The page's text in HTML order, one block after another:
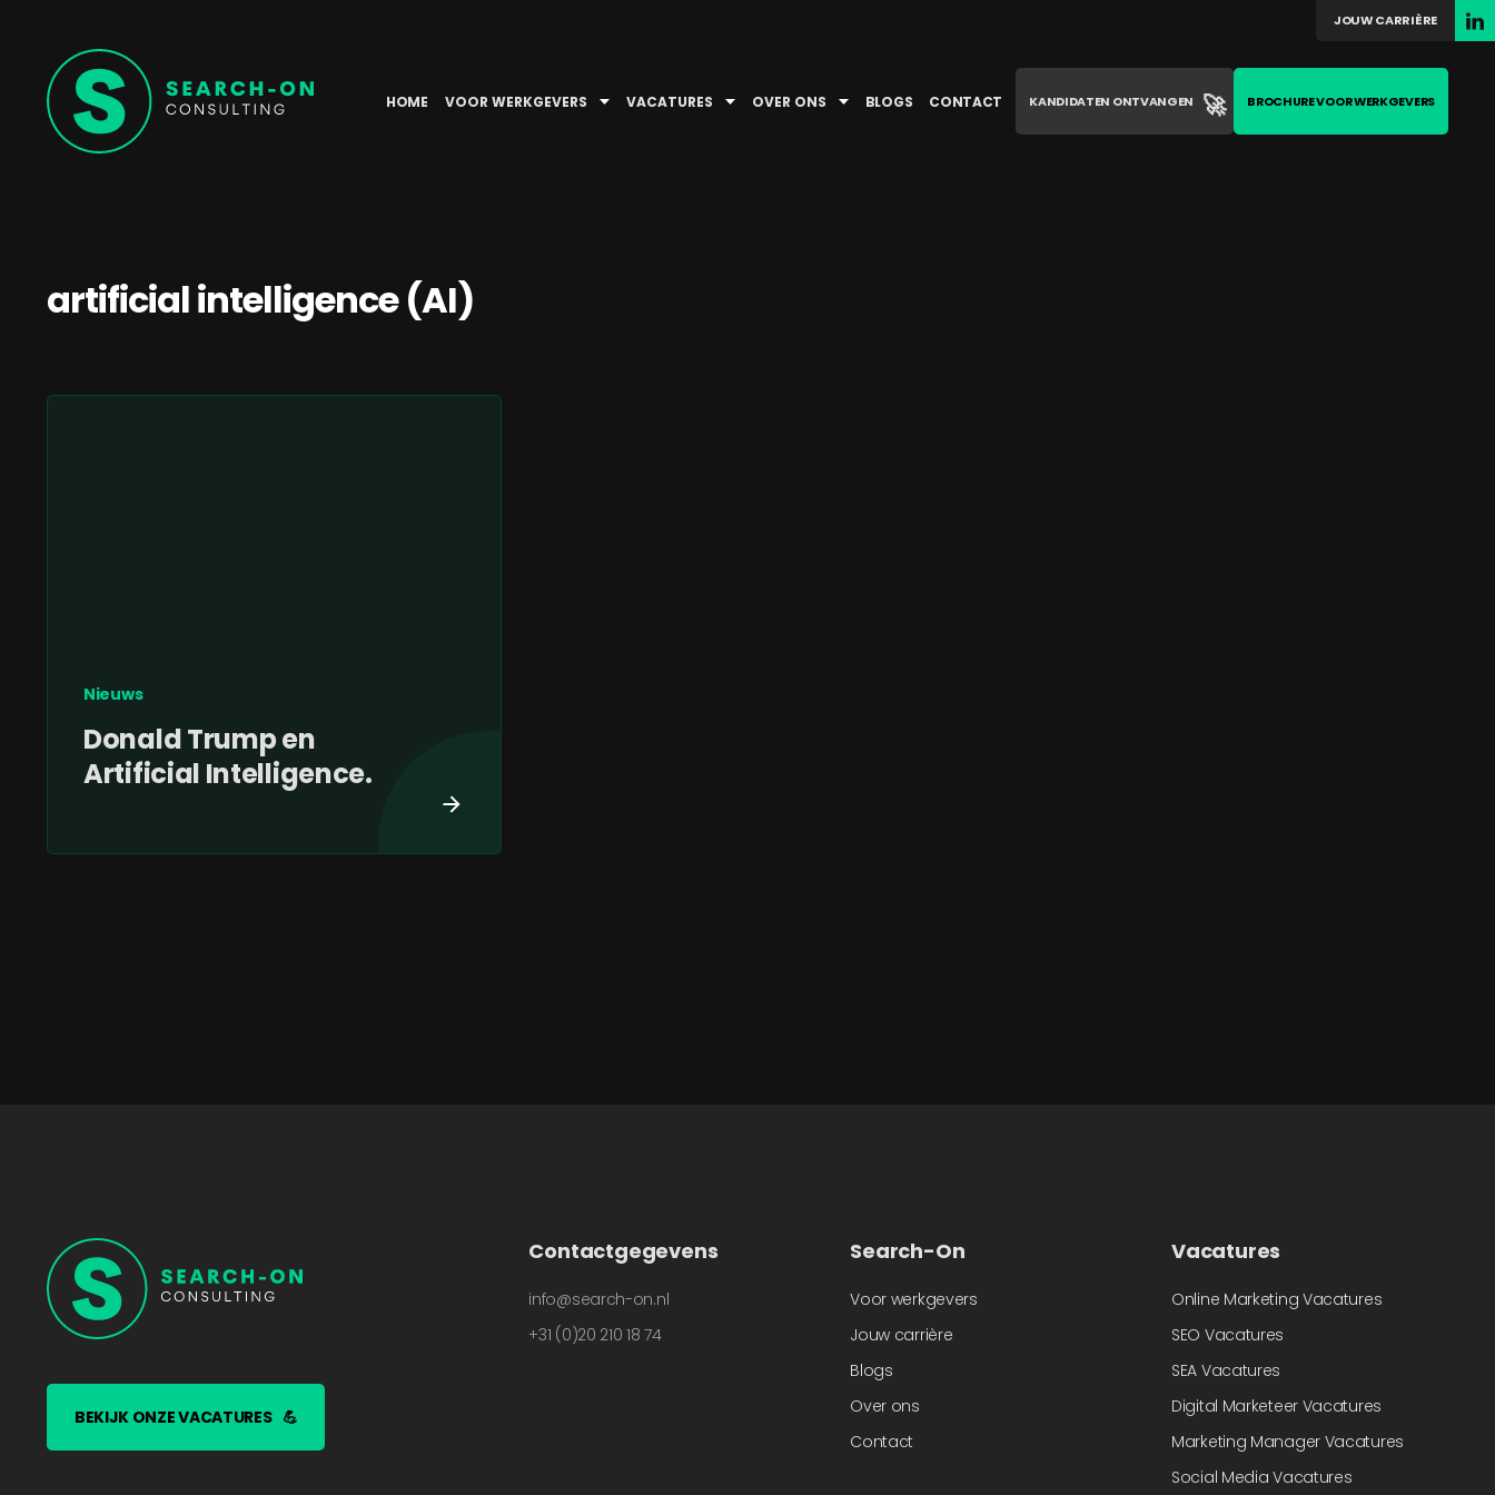
HOME VOOR WERKGEVERS VACATURES OVER ONS BLOGS CONTACT
JOUW CARRIÈRE
KANDIDATEN ONTVANGEN 🚀 BROCHURE VOOR WERKGEVERS
artificial intelligence (AI)
Nieuws
Donald Trump en
Artificial Intelligence.
BEKIJK ONZE VACATURES 💪
Contactgegevens
info@search-on.nl
+31 (0)20 210 18 74
Search-On
Voor werkgevers
Jouw carrière
Blogs
Over ons
Contact
Vacatures
Online Marketing Vacatures
SEO Vacatures
SEA Vacatures
Digital Marketeer Vacatures
Marketing Manager Vacatures
Social Media Vacatures